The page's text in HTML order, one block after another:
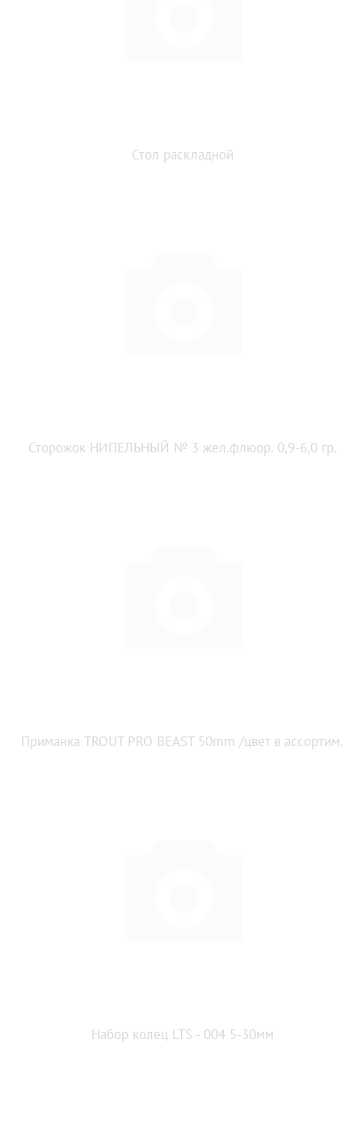
Стол раскладной
Сторожок НИПЕЛЬНЫЙ № 3 жел.флюор. 0,9-6,0 гр.
Приманка TROUT PRO BEAST 50mm /цвет в ассортим.
Набор колец LTS - 004 5-30мм